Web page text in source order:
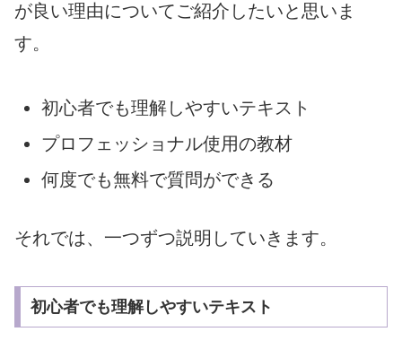
が良い理由についてご紹介したいと思いま
す。
初心者でも理解しやすいテキスト
プロフェッショナル使用の教材
何度でも無料で質問ができる
それでは、一つずつ説明していきます。
初心者でも理解しやすいテキスト